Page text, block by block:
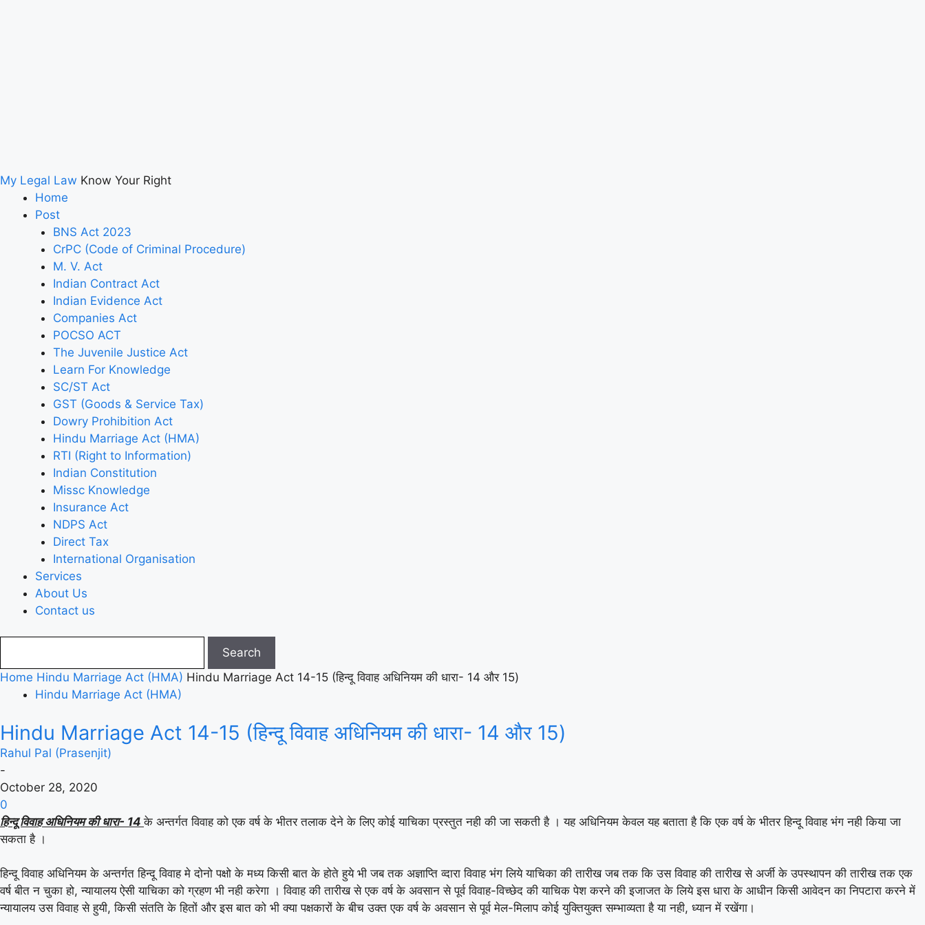
My Legal Law Know Your Right
Home
Post
BNS Act 2023
CrPC (Code of Criminal Procedure)
M. V. Act
Indian Contract Act
Indian Evidence Act
Companies Act
POCSO ACT
The Juvenile Justice Act
Learn For Knowledge
SC/ST Act
GST (Goods & Service Tax)
Dowry Prohibition Act
Hindu Marriage Act (HMA)
RTI (Right to Information)
Indian Constitution
Missc Knowledge
Insurance Act
NDPS Act
Direct Tax
International Organisation
Services
About Us
Contact us
Home Hindu Marriage Act (HMA) Hindu Marriage Act 14-15 (हिन्दू विवाह अधिनियम की धारा- 14 और 15)
Hindu Marriage Act (HMA)
Hindu Marriage Act 14-15 (हिन्दू विवाह अधिनियम की धारा- 14 और 15)
Rahul Pal (Prasenjit)
-
October 28, 2020
0
हिन्दू विवाह अधिनियम की धारा- 14के अन्तर्गत विवाह को एक वर्ष के भीतर तलाक देने के लिए कोई याचिका प्रस्तुत नही की जा सकती है । यह अधिनियम केवल यह बताता है कि एक वर्ष के भीतर हिन्दू विवाह भंग नही किया जा
सकता है ।
हिन्दू विवाह अधिनियम के अन्तर्गत हिन्दू विवाह मे दोनो पक्षो के मध्य किसी बात के होते हुये भी जब तक अज्ञाप्ति व्दारा विवाह भंग लिये याचिका की तारीख जब तक कि उस विवाह की तारीख से अर्जी के उपस्थापन की तारीख तक एक
वर्ष बीत न चुका हो, न्यायालय ऐसी याचिका को ग्रहण भी नही करेगा । विवाह की तारीख से एक वर्ष के अवसान से पूर्व विवाह-विच्छेद की याचिक पेश करने की इजाजत के लिये इस धारा के आधीन किसी आवेदन का निपटारा करने में
न्यायालय उस विवाह से हुयी, किसी संतति के हितों और इस बात को भी क्या पक्षकारों के बीच उक्त एक वर्ष के अवसान से पूर्व मेल-मिलाप कोई युक्तियुक्त सम्भाव्यता है या नही, ध्यान में रखेंगा।